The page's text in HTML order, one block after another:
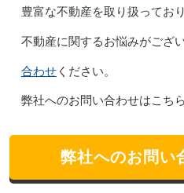
豊富な不動産を取り扱っており
不動産に関するお悩みがござ
合わせください。
弊社へのお問い合わせはこち
弊社へのお問い